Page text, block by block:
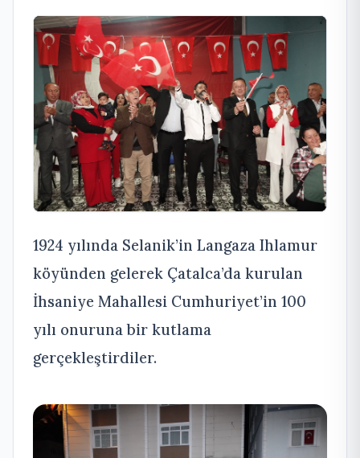
1924 yılında Selanik’in Langaza Ihlamur
köyünden gelerek Çatalca’da kurulan
İhsaniye Mahallesi Cumhuriyet’in 100
yılı onuruna bir kutlama
gerçekleştirdiler.